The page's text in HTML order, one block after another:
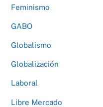
Feminismo
GABO
Globalismo
Globalización
Laboral
Libre Mercado